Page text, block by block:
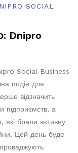
SOCIAL
Dnipro
Social Business
подія для
відзначить
підприємств, а
які брали активну
Цей день буде